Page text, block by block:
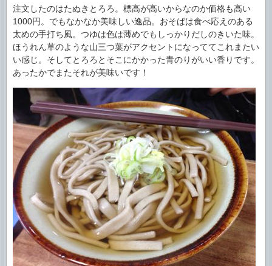
注文したのはたぬきとろろ。標高が高いからなのか価格も高い
1000円。でもなかなか美味しい逸品。おそばは食べ応えのある
太めの手打ち風。つゆは色は薄めでもしっかりだしのきいた味。
ほうれん草のような山三つ葉がアクセントになっててこれまたい
い感じ。そしてとろろとそこにかかった青のりがいい香りです。
あったかでまたそれが美味いです！